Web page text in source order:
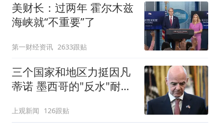
美财长：过两年 霍尔木兹
海峡就“不重要”了
第一财经资讯 2633跟贴
三个国家和地区力挺因凡
蒂诺 墨西哥的"反水"耐人
上观新闻 126跟贴